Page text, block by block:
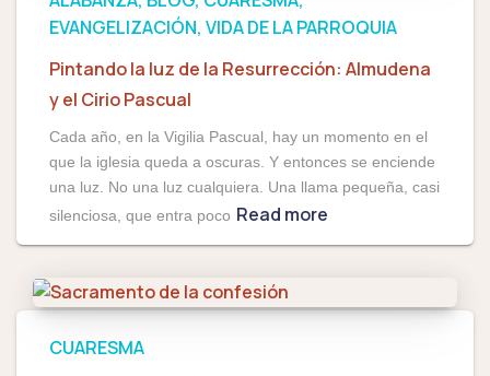
EVANGELIZACIÓN VIDA DE LA PARROQUIA
Pintando la luz de la Resurrección: Almudena
y el Cirio Pascual
Cada año, en la Vigilia Pascual, hay un momento en el
que la iglesia queda a oscuras. Y entonces se enciende
una luz. No una luz cualquiera. Una llama pequeña, casi
silenciosa, que entra poco Read more
CUARESMA